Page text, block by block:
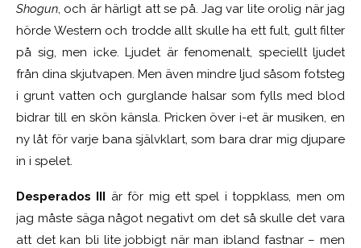
Shogun, och är härligt att se på. Jag var lite orolig när jag
hörde Western och trodde allt skulle ha ett fult, gult filter
på sig, men icke. Ljudet är fenomenalt, speciellt ljudet
från dina skjutvapen. Men även mindre ljud såsom fotsteg
i grunt vatten och gurglande halsar som fylls med blod
bidrar till en skön känsla. Pricken över i-et är musiken, en
ny låt för varje bana självklart, som bara drar mig djupare
in i spelet.
Desperados III är för mig ett spel i toppklass, men om
jag måste säga något negativt om det så skulle det vara
att det kan bli lite jobbigt när man ibland fastnar – men